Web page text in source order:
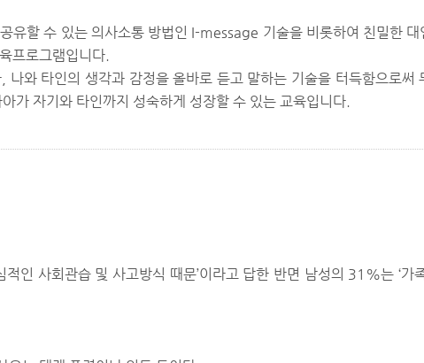
유할 수 있는 의사소통 방법인 I-message 기술을 비롯하여 친밀한
프로그램입니다.
나와 타인의 생각과 감정을 올바로 듣고 말하는 기술을 터득함으로써
가 자기와 타인까지 성숙하게 성장할 수 있는 교육입니다.
인 사회관습 및 사고방식 때문’이라고 답한 반면 남성의 31%는 ‘가